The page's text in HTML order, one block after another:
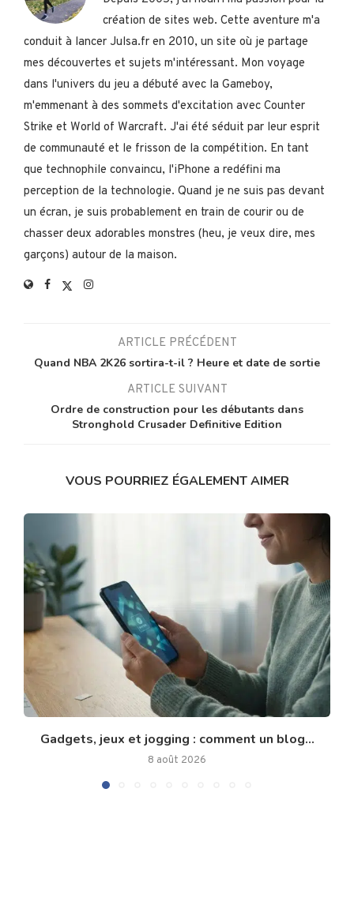
création de sites web. Cette aventure m'a
conduit à lancer Julsa.fr en 2010, un site où je partage
mes découvertes et sujets m'intéressant. Mon voyage
dans l'univers du jeu a débuté avec la Gameboy,
m'emmenant à des sommets d'excitation avec Counter
Strike et World of Warcraft. J'ai été séduit par leur esprit
de communauté et le frisson de la compétition. En tant
que technophile convaincu, l'iPhone a redéfini ma
perception de la technologie. Quand je ne suis pas devant
un écran, je suis probablement en train de courir ou de
chasser deux adorables monstres (heu, je veux dire, mes
garçons) autour de la maison.
ARTICLE PRÉCÉDENT
Quand NBA 2K26 sortira-t-il ? Heure et date de sortie
ARTICLE SUIVANT
Ordre de construction pour les débutants dans
Stronghold Crusader Definitive Edition
VOUS POURRIEZ ÉGALEMENT AIMER
Gadgets, jeux et jogging : comment un blog...
8 août 2026